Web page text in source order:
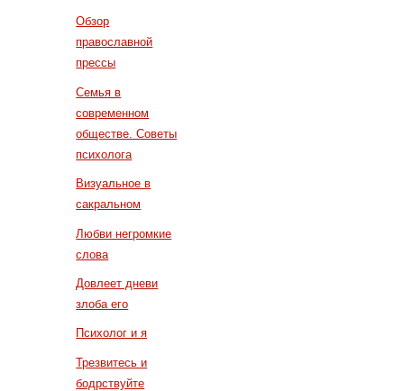
Обзор
православной
прессы
Семья в
современном
обществе. Советы
психолога
Визуальное в
сакральном
Любви негромкие
слова
Довлеет дневи
злоба его
Психолог и я
Трезвитесь и
бодрствуйте